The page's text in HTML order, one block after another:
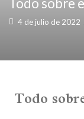
4 de julio de 2022
Todo